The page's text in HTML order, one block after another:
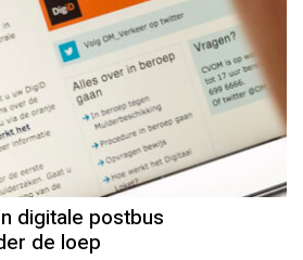
digitale postbus
de loep